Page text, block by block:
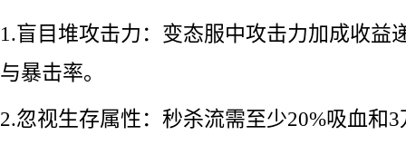
1.盲目堆攻击力：变态服中攻击力加成收益
与暴击率。
2.忽视生存属性：秒杀流需至少20%吸血和